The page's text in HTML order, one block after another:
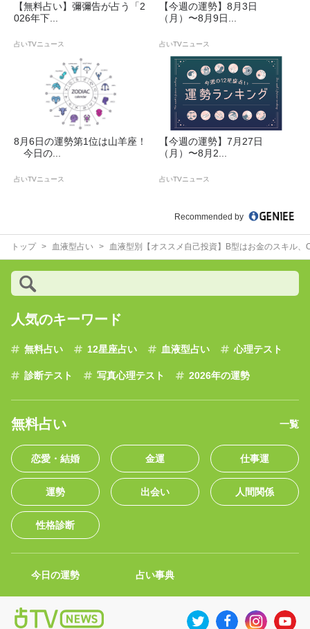
【無料占い】彌彌告が占う「2
026年下...
占いTVニュース
【今週の運勢】8月3日
（月）〜8月9日...
占いTVニュース
8月6日の運勢第1位は山羊座！
今日の...
占いTVニュース
【今週の運勢】7月27日
（月）〜8月2...
占いTVニュース
Recommended by
トップ 血液型占い 血液型別【オススメ自己投資】B型はお金のスキル、
人気のキーワード
無料占い 12星座占い 血液型占い 心理テスト
診断テスト 写真心理テスト 2026年の運勢
無料占い 一覧
恋愛・結婚 金運 仕事運
運勢 出会い 人間関係
性格診断
今日の運勢 占い事典